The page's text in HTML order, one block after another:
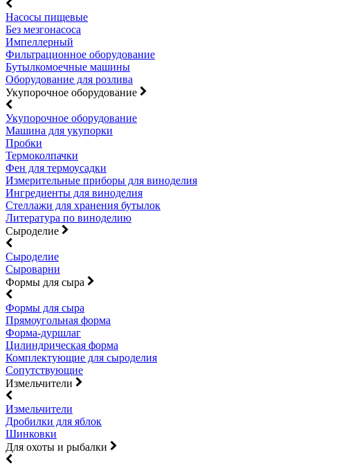
Насосы пищевые
Без мезгонасоса
Импеллерный
Фильтрационное оборудование
Бутылкомоечные машины
Оборудование для розлива
Укупорочное оборудование
Укупорочное оборудование
Машина для укупорки
Пробки
Термоколпачки
Фен для термоусадки
Измерительные приборы для виноделия
Ингредиенты для виноделия
Стеллажи для хранения бутылок
Литература по виноделию
Сыроделие
Сыроделие
Сыроварни
Формы для сыра
Формы для сыра
Прямоугольная форма
Форма-дуршлаг
Цилиндрическая форма
Комплектующие для сыроделия
Сопутствующие
Измельчители
Измельчители
Дробилки для яблок
Шинковки
Для охоты и рыбалки